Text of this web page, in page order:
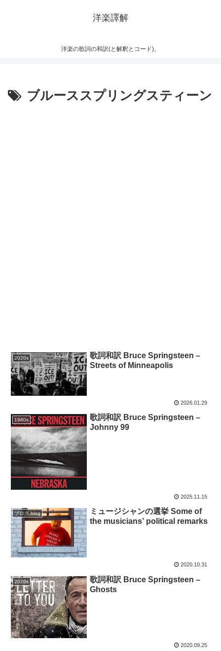
洋楽譯解
洋楽の歌詞の和訳(と解釈とコード)。
ブルーススプリングスティーン
2020s
歌詞和訳 Bruce Springsteen –
Streets of Minneapolis
2026.01.29
1980s
歌詞和訳 Bruce Springsteen –
Johnny 99
2025.11.15
ブログ blog
ミュージシャンの選挙 Some of
the musicians’ political remarks
2020.10.31
2020s
歌詞和訳 Bruce Springsteen –
Ghosts
2020.09.25